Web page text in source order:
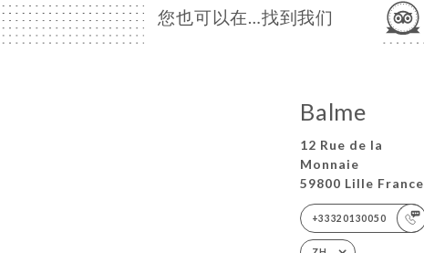
您也可以在…找到我们
Balme
12 Rue de la
Monnaie
59800 Lille France
+33320130050